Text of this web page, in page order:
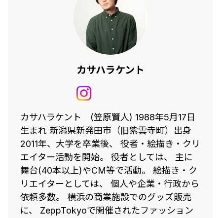
カサハラケント
カサハラケント (笠原賢人) 1988年5月17日
生まれ 新潟県新発田市（旧紫雲寺町）出身
2011年、大学を卒業後、 役者・絵描き・クリ
エイター活動を開始。 役者としては、 主に
舞台(40本以上)やCM等で活動。 絵描き・ク
リエイターとしては、 個人や企業・行政から
依頼多数。 横浜の商業施設でのグッズ販売
に、 ZeppTokyoで開催されたファッション